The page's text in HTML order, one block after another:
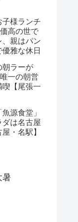
子様ランチ
高の世で
、親はパン
雅な休日
朝ラーが
一の朝営
喫【尾張一
源食堂」
ダは名古屋
・名駅】
暑